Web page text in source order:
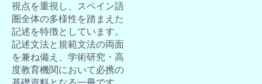
視点を重視し、スペイン語
圏全体の多様性を踏まえた
記述を特徴としています。
記述文法と規範文法の両面
を兼ね備え、学術研究・高
度教育機関において必携の